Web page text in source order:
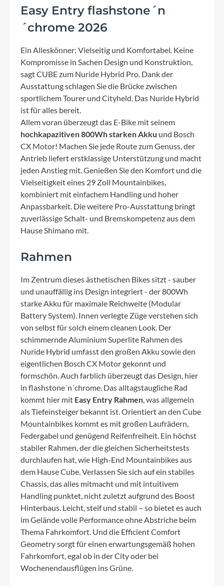
Easy Entry flashstone´n
´chrome 2026
Ein Alleskönner: Vielseitig und Komfortabel. Keine
Kompromisse in Sachen Design und Konstruktion,
sagt CUBE zum Nuride Hybrid Pro. Dank der
Ausstattung schlagen Sie die Brücke zwischen
sportlichem Tourer und Cityheld. Das Nuride Hybrid
ist für alles bereit.
Allem voran überzeugt das E-Bike mit seinem
hochkapazitiven 800Wh starken Akku und Bosch
CX Motor! Machen Sie jede Route zum Genuss, der
Antrieb liefert erstklassige Unterstützung und macht
jeden Anstieg mit. Genießen Sie den Komfort und die
Vielseitigkeit eines 29 Zoll Mountainbikes,
kombiniert mit einfachem Handling und hoher
Anpassbarkeit. Die weitere Pro-Ausstattung bringt
zuverlässige Schalt- und Bremskompetenz aus dem
Hause Shimano mit.
Rahmen
Im Zentrum dieses ästhetischen Bikes sitzt - sauber
und unauffällig ins Design integriert - der 800Wh
starke Akku für maximale Reichweite (Modular
Battery System). Innen verlegte Züge verstehen sich
von selbst für solch einem cleanen Look. Der
schimmernde Aluminium Superlite Rahmen des
Nuride Hybrid umfasst den großen Akku sowie den
eigentlichen Bosch CX Motor gekonnt und
formschön. Auch farblich überzeugt das Design, hier
in flashstone´n´chrome. Das alltagstaugliche Rad
kommt hier mit Easy Entry Rahmen, was allgemein
als Tiefeinsteiger bekannt ist. Orientiert an den Cube
Mountainbikes kommt es mit großen Laufrädern,
Federgabel und genügend Reifenfreiheit. Ein höchst
stabiler Rahmen, der die gleichen Sicherheitstests
durchlaufen hat, wie High-End Mountainbikes aus
dem Hause Cube. Verlassen Sie sich auf ein stabiles
Chassis, das alles mitmacht und mit intuitivem
Handling punktet, nicht zuletzt aufgrund des Boost
Hinterbaus. Leicht, steif und stabil – so bietet es auch
im Gelände volle Performance ohne Abstriche beim
Thema Fahrkomfort. Und die Efficient Comfort
Geometry sorgt für einen erwartungsgemäß hohen
Fahrkomfort, egal ob in der City oder bei
Wochenendausflügen ins Grüne.